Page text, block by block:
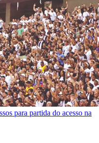
para partida do acesso na